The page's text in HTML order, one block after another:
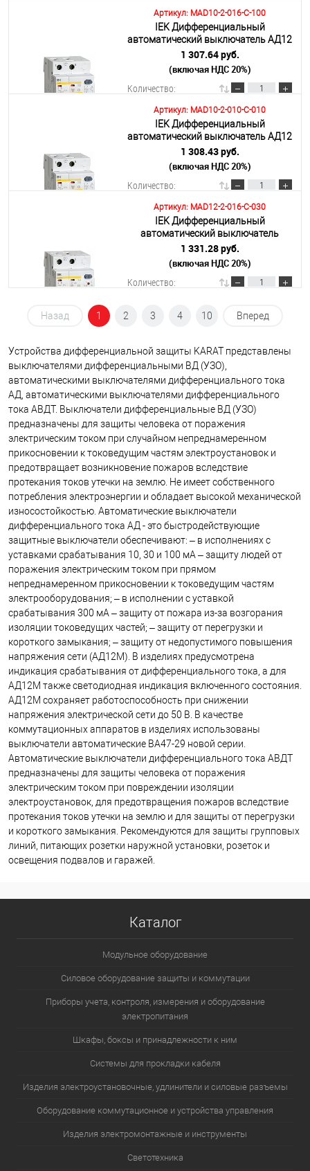
В корзину
Подробнее
Артикул: MAD10-2-016-C-100
IEK Дифференциальный
автоматический выключатель АД12
2Р 16А 100мА
1 307.64 руб.
(включая НДС 20%)
Количество:
В корзину
Подробнее
Артикул: MAD10-2-010-C-010
IEK Дифференциальный
автоматический выключатель АД12
2Р 10А 10мА
1 308.43 руб.
(включая НДС 20%)
Количество:
В корзину
Подробнее
Артикул: MAD12-2-016-C-030
IEK Дифференциальный
автоматический выключатель
АД12М 2Р С16 30мА
1 331.28 руб.
(включая НДС 20%)
Количество:
В корзину
Подробнее
Назад 1 2 3 4 10 Вперед
Устройства дифференциальной защиты KARAT представлены
выключателями дифференциальными ВД (УЗО),
автоматическими выключателями дифференциального тока
АД, автоматическими выключателями дифференциального
тока АВДТ. Выключатели дифференциальные ВД (УЗО)
предназначены для защиты человека от поражения
электрическим током при случайном непреднамеренном
прикосновении к токоведущим частям электроустановок и
предотвращает возникновение пожаров вследствие
протекания токов утечки на землю. Не имеет собственного
потребления электроэнергии и обладает высокой механической
износостойкостью. Автоматические выключатели
дифференциального тока АД - это быстродействующие
защитные выключатели обеспечивают: – в исполнениях с
уставками срабатывания 10, 30 и 100 мА – защиту людей от
поражения электрическим током при прямом
непреднамеренном прикосновении к токоведущим частям
электрооборудования; – в исполнении с уставкой
срабатывания 300 мА – защиту от пожара из-за возгорания
изоляции токоведущих частей; – защиту от перегрузки и
короткого замыкания; – защиту от недопустимого повышения
напряжения сети (АД12М). В изделиях предусмотрена
индикация срабатывания от дифференциального тока, а для
АД12М также светодиодная индикация включенного состояния.
АД12М сохраняет работоспособность при снижении
напряжения электрической сети до 50 В. В качестве
коммутационных аппаратов в изделиях использованы
выключатели автоматические ВА47-29 новой серии.
Автоматические выключатели дифференциального тока АВДТ
предназначены для защиты человека от поражения
электрическим током при повреждении изоляции
электроустановок, для предотвращения пожаров вследствие
протекания токов утечки на землю и для защиты от перегрузки
и короткого замыкания. Рекомендуются для защиты групповых
линий, питающих розетки наружной установки, розеток и
освещения подвалов и гаражей.
Каталог
Модульное оборудование
Силовое оборудование защиты и коммутации
Приборы учета, контроля, измерения и оборудование
электропитания
Шкафы, боксы и принадлежности к ним
Системы для прокладки кабеля
Изделия электроустановочные, удлинители и силовые разъемы
Оборудование коммутационное и устройства управления
Изделия электромонтажные и инструменты
Светотехника